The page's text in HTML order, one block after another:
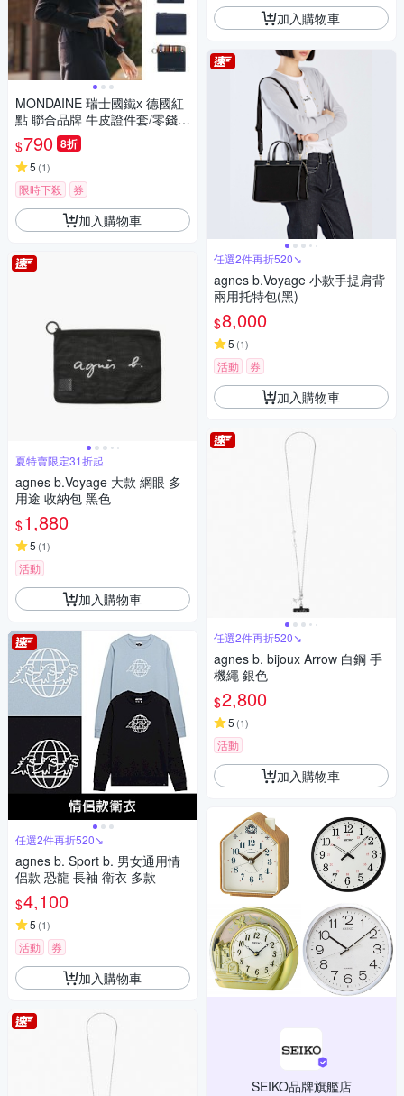
MONDAINE 瑞士國鐵x 德國紅
點 聯合品牌 牛皮證件套/零錢
包/鑰匙包 ( 多款任選 )
$790 8折
5 (1)
限時下殺 券
加入購物車
夏特賣限定31折起
agnes b.Voyage 大款 網眼 多
用途 收納包 黑色
$1,880
5 (1)
活動
加入購物車
任選2件再折520↘
agnes b. Sport b. 男女通用情
侶款 恐龍 長袖 衛衣 多款
$4,100
5 (1)
活動 券
加入購物車
加入購物車
任選2件再折520↘
agnes b.Voyage 小款手提肩背
兩用托特包(黑)
$8,000
5 (1)
活動 券
加入購物車
任選2件再折520↘
agnes b. bijoux Arrow 白鋼 手
機繩 銀色
$2,800
5 (1)
活動
加入購物車
SEIKO品牌旗艦店